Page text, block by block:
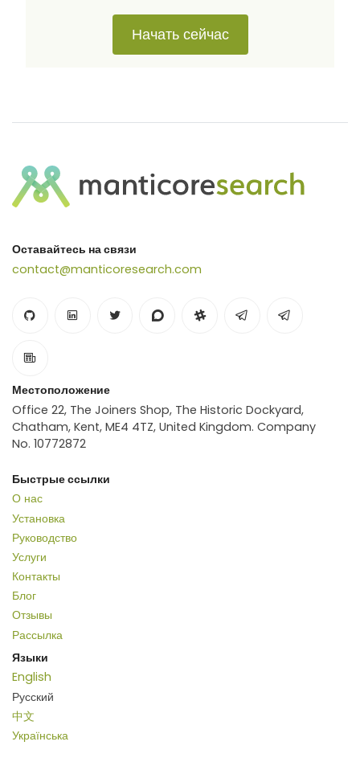
Начать сейчас
Оставайтесь на связи
contact@manticoresearch.com
Местоположение
Office 22, The Joiners Shop, The Historic Dockyard,
Chatham, Kent, ME4 4TZ, United Kingdom. Company
No. 10772872
Быстрые ссылки
О нас
Установка
Руководство
Услуги
Контакты
Блог
Отзывы
Рассылка
Языки
English
Русский
中文
Українська